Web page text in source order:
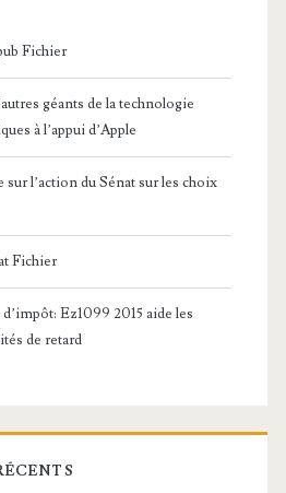
Fichier
géants de la technologie
à l’appui d’Apple
l’action du Sénat sur les choix
Fichier
Ez1099 2015 aide les
de retard